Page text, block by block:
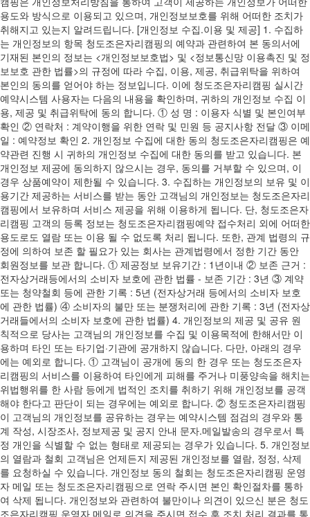
용도와 방식으로 이용되고 있으며, 개인정보보호를 위해 어떠한 조치가
취해지고 있는지 알려드립니다. [개인정보 수집.이용 및 제공] 1. 수집하
는 개인정보의 항목 청도조은자리캠핑의 예약과 관련하여 본 동의서에
기재된 본인의 정보는 <개인정보보호법> 및 <정보통신망 이용촉진 및 정
보보호 관한 법률>의 규정에 따라 수집, 이용, 제공, 취급위탁을 위하여
본인의 동의를 얻어야 하는 정보입니다. 이에 청도조은자리캠핑 실시간
예약시스템 사용자는 다음의 내용을 확인하며, 귀하의 개인정보 수집 이
용, 제공 및 취급위탁에 동의 합니다. ① 성 명 : 이용자 식별 및 본인여부
확인 ② 연락처 : 계약이행을 위한 연락 및 민원 등 공지사항 전달 ③ 이메
일 : 예약정보 확인 2. 개인정보 수집에 대한 동의 청도조은자리캠핑은 예
약관련 진행 시 귀하의 개인정보 수집에 대한 동의를 받고 있습니다. 본
개인정보 제공에 동의하지 않으시는 경우, 동의를 거부할 수 있으며, 이
경우 상품예약이 제한될 수 있습니다. 3. 수집하는 개인정보의 보유 및 이
용기간 제공하는 서비스를 받는 동안 고객님의 개인정보는 청도조은자리
캠핑에서 보유하며 서비스 제공을 위해 이용하게 됩니다. 단, 청도조은자
리캠핑 고객의 등록 정보는 청도조은자리캠핑예약 접수처리 외에 어떠한
용도로도 열람 또는 이용 될 수 없도록 처리 됩니다. 또한, 관계 법령의 규
정에 의하여 보존 할 필요가 있는 회사는 관계법령에서 정한 기간 동안
회원정보를 보관 합니다. ① 제공정보 보유기간 : 1년이내 ② 보존 근거 :
전자상거래등에서의 소비자 보호에 관한 법률 - 보존 기간 : 3년 ③ 계약
또는 청약철회 등에 관한 기록 : 5년 (전자상거래 등에서의 소비자 보호
에 관한 법률) ④ 소비자의 불만 또는 분쟁처리에 관한 기록 : 3년 (전자상
거래들에서의 소비자 보호에 관한 법률) 4. 개인정보의 제공 및 공유 원
칙적으로 당사는 고객님의 개인정보를 수집 및 이용목적에 한해서만 이
용하며 타인 또는 타기업·기관에 공개하지 않습니다. 다만, 아래의 경우
에는 예외로 합니다. ① 고객님이 공개에 동의 한 경우 또는 청도조은자
리캠핑의 서비스를 이용하여 타인에게 피해를 주거나 미풍양속을 해치는
위법행위를 한 사람 등에게 법적인 조치를 취하기 위해 개인정보를 공객
해야 한다고 판단이 되는 경우에는 예외로 합니다. ② 청도조은자리캠핑
이 고객님의 개인정보를 공유하는 경우는 예약시스템 점검의 경우와 통
계 작성, 시장조사, 정보제공 및 공지 안내 문자.메일발송의 경우로서 특
정 개인을 식별할 수 없는 형태로 제공되는 경우가 있습니다. 5. 개인정보
의 열람과 철회 고객님은 언제든지 제공된 개인정보를 열람, 정정, 삭제
를 요청하실 수 있습니다. 개인정보 동의 철회는 청도조은자리캠핑 운영
자 메일 또는 청도조은자리캠핑으로 연락 주시면 본인 확인절차를 통하
여 삭제 됩니다. 개인정보와 관련하여 불만이나 의견이 있으신 분은 청도
조은자리캠핑 운영자 메일로 의견을 주시면 접수 후 조치 처리 결과를 통